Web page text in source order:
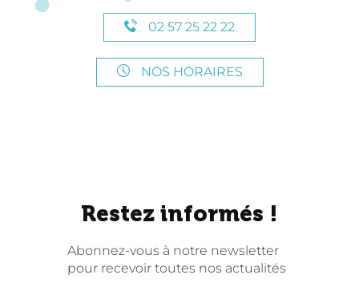
02 57 25 22 22
NOS HORAIRES
Restez informés !
Abonnez-vous à notre newsletter
pour recevoir toutes nos actualités